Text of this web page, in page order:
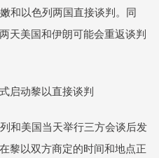
和以色列两国直接谈判。同
天美国和伊朗可能会重返谈判
启动黎以直接谈判
和美国当天举行三方会谈后发
黎以双方商定的时间和地点正